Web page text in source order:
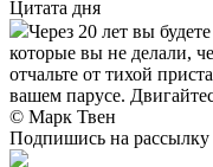
Цитата дня
Через 20 лет вы
которые вы не делали,
отчальте от тихой
вашем парусе.
© Марк Твен
Подпишись на рассылку